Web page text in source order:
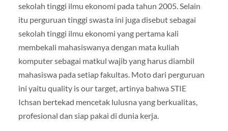
sekolah tinggi ilmu ekonomi pada tahun 2005. Selain
itu perguruan tinggi swasta ini juga disebut sebagai
sekolah tinggi ilmu ekonomi yang pertama kali
membekali mahasiswanya dengan mata kuliah
komputer sebagai matkul wajib yang harus diambil
mahasiswa pada setiap fakultas. Moto dari perguruan
ini yaitu quality is our target, artinya bahwa STIE
Ichsan bertekad mencetak lulusna yang berkualitas,
profesional dan siap pakai di dunia kerja.